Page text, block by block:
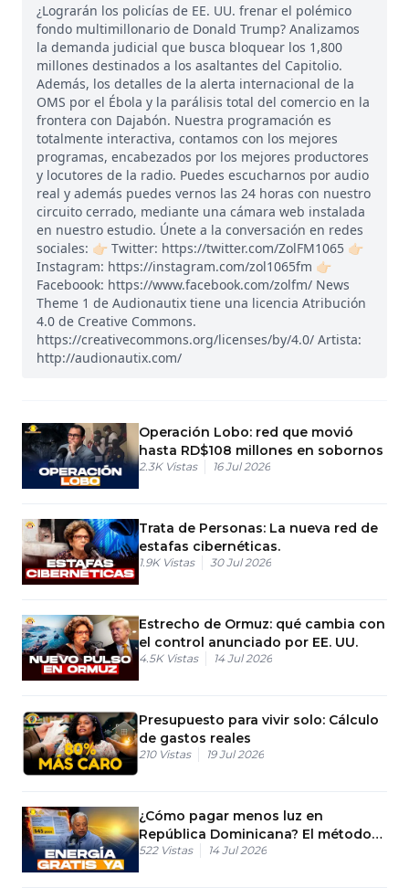
¿Lograrán los policías de EE. UU. frenar el polémico
fondo multimillonario de Donald Trump? Analizamos
la demanda judicial que busca bloquear los 1,800
millones destinados a los asaltantes del Capitolio.
Además, los detalles de la alerta internacional de la
OMS por el Ébola y la parálisis total del comercio en la
frontera con Dajabón. Nuestra programación es
totalmente interactiva, contamos con los mejores
programas, encabezados por los mejores productores
y locutores de la radio. Puedes escucharnos por audio
real y además puedes vernos las 24 horas con nuestro
circuito cerrado, mediante una cámara web instalada
en nuestro estudio. Únete a la conversación en redes
sociales: 👉🏻 Twitter: https://twitter.com/ZolFM1065 👉🏻
Instagram: https://instagram.com/zol1065fm 👉🏻
Faceboook: https://www.facebook.com/zolfm/ News
Theme 1 de Audionautix tiene una licencia Atribución
4.0 de Creative Commons.
https://creativecommons.org/licenses/by/4.0/ Artista:
http://audionautix.com/
Operación Lobo: red que movió
hasta RD$108 millones en sobornos
2.3K Vistas 16 Jul 2026
Trata de Personas: La nueva red de
estafas cibernéticas.
1.9K Vistas 30 Jul 2026
Estrecho de Ormuz: qué cambia con
el control anunciado por EE. UU.
4.5K Vistas 14 Jul 2026
Presupuesto para vivir solo: Cálculo
de gastos reales
210 Vistas 19 Jul 2026
¿Cómo pagar menos luz en
República Dominicana? El método
de los RD$45
522 Vistas 14 Jul 2026